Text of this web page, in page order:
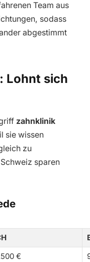
Team aus
sodass
abgestimmt
Lohnt sich
zahnklinik
sie wissen
zu
sparen
€